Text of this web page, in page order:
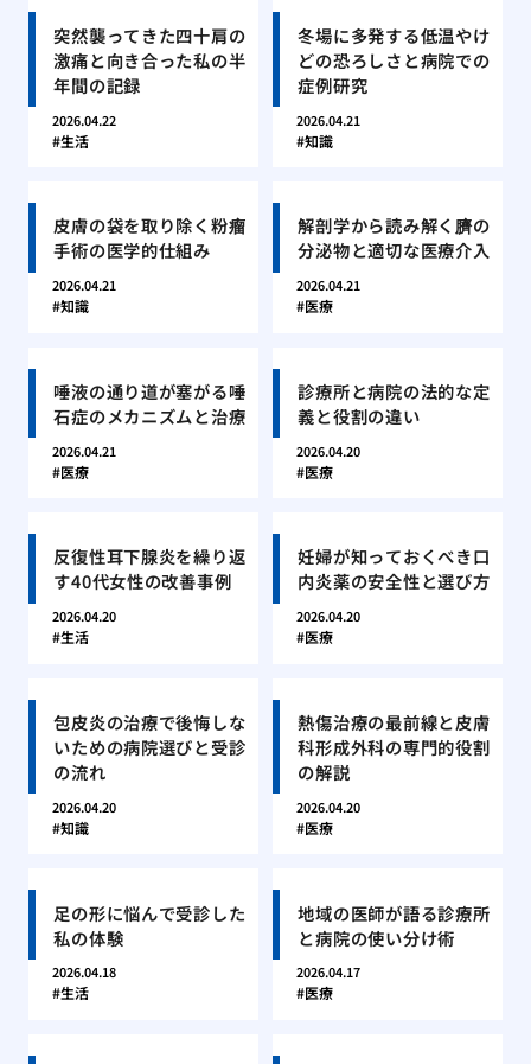
突然襲ってきた四十肩の
激痛と向き合った私の半
年間の記録
2026.04.22
生活
冬場に多発する低温やけ
どの恐ろしさと病院での
症例研究
2026.04.21
知識
皮膚の袋を取り除く粉瘤
手術の医学的仕組み
2026.04.21
知識
解剖学から読み解く臍の
分泌物と適切な医療介入
2026.04.21
医療
唾液の通り道が塞がる唾
石症のメカニズムと治療
2026.04.21
医療
診療所と病院の法的な定
義と役割の違い
2026.04.20
医療
反復性耳下腺炎を繰り返
す40代女性の改善事例
2026.04.20
生活
妊婦が知っておくべき口
内炎薬の安全性と選び方
2026.04.20
医療
包皮炎の治療で後悔しな
いための病院選びと受診
の流れ
2026.04.20
知識
熱傷治療の最前線と皮膚
科形成外科の専門的役割
の解説
2026.04.20
医療
足の形に悩んで受診した
私の体験
2026.04.18
生活
地域の医師が語る診療所
と病院の使い分け術
2026.04.17
医療